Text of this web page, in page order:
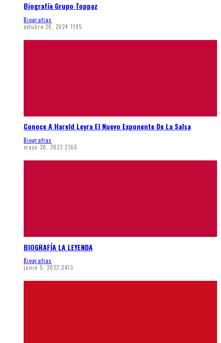
Biografía Grupo Toppaz
Biografias
octubre 26, 2024 1195
Conoce A Hareld Leyra El Nuevo Exponente De La Salsa
Biografias
mayo 20, 2023 2166
BIOGRAFÍA LA LEYENDA
Biografias
junio 5, 2022 3413